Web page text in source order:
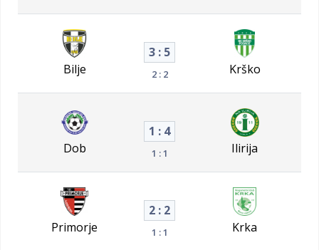
Bilje
3 : 5
2 : 2 Krško
Dob
1 : 4
1 : 1 Ilirija
Primorje
2 : 2
1 : 1 Krka